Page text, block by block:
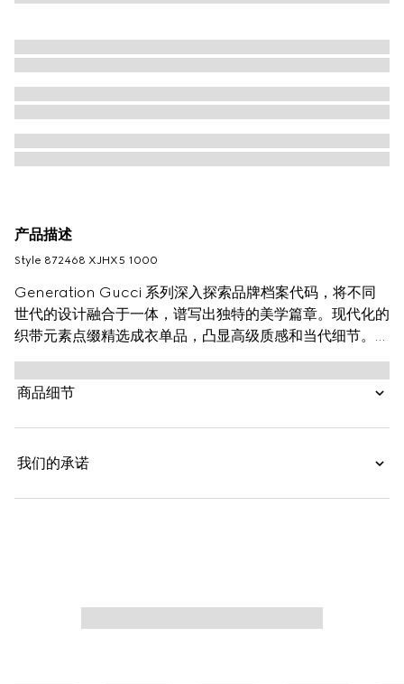
产品描述
Style ‎872468 XJHX5 1000
Generation Gucci 系列深入探索品牌档案代码，将不同
世代的设计融合于一体，谱写出独特的美学篇章。现代化的
织带元素点缀精选成衣单品，凸显高级质感和当代细节。这
款Polo衫由棉质针织珠地面料精制而成，织带滚边领设计
令整款设计更添魅力。
商品细节
我们的承诺